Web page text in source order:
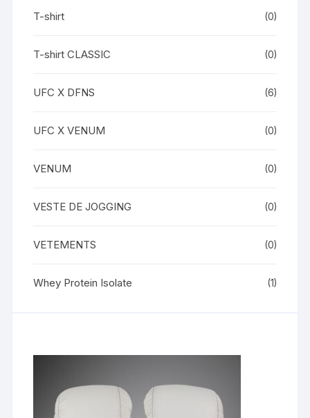
T-shirt (0)
T-shirt CLASSIC (0)
UFC X DFNS (6)
UFC X VENUM (0)
VENUM (0)
VESTE DE JOGGING (0)
VETEMENTS (0)
Whey Protein Isolate (1)